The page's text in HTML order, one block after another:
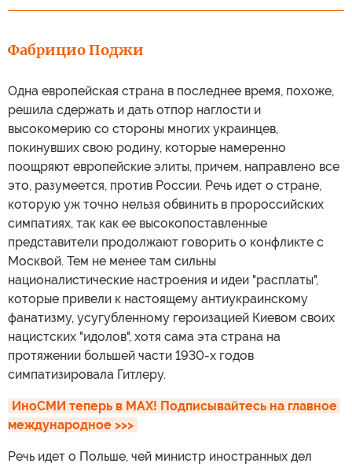
Фабрицио Поджи
Одна европейская страна в последнее время, похоже,
решила сдержать и дать отпор наглости и
высокомерию со стороны многих украинцев,
покинувших свою родину, которые намеренно
поощряют европейские элиты, причем, направлено все
это, разумеется, против России. Речь идет о стране,
которую уж точно нельзя обвинить в пророссийских
симпатиях, так как ее высокопоставленные
представители продолжают говорить о конфликте с
Москвой. Тем не менее там сильны
националистические настроения и идеи "расплаты",
которые привели к настоящему антиукраинскому
фанатизму, усугубленному героизацией Киевом своих
нацистских "идолов", хотя сама эта страна на
протяжении большей части 1930-х годов
симпатизировала Гитлеру.
ИноСМИ теперь в MAX! Подписывайтесь на главное
международное >>>
Речь идет о Польше, чей министр иностранных дел